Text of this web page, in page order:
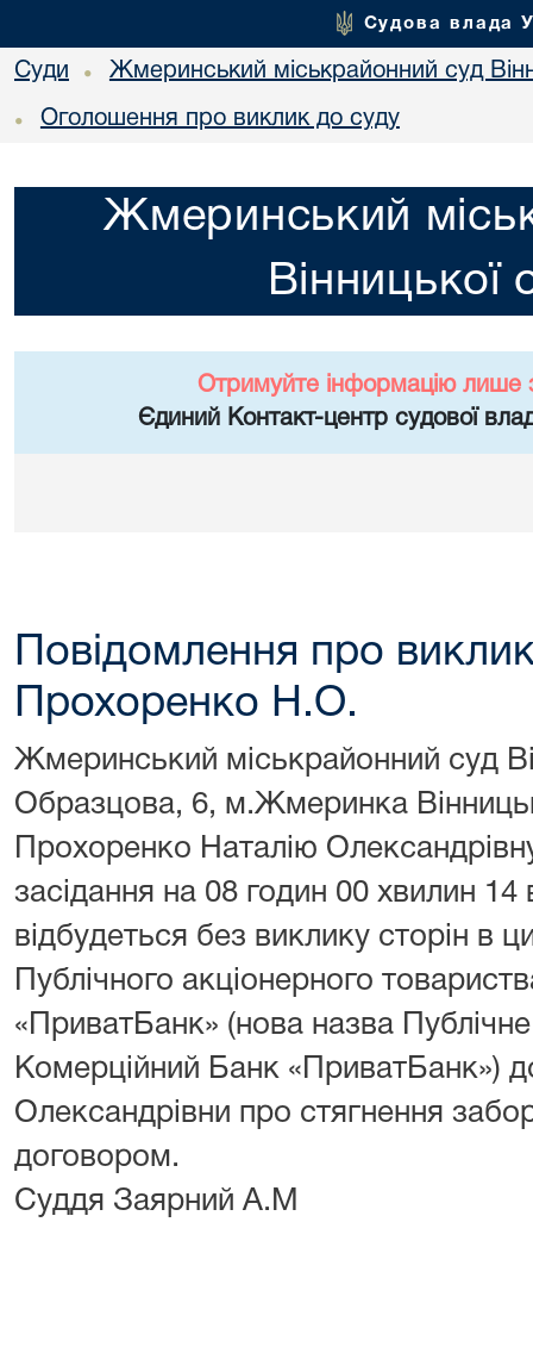
Судова влада
Суди • Жмеринський міськрайонний суд
• Оголошення про виклик до суду
Жмеринський
Вінницької
Отримуйте інформацію лише
Єдиний Контакт-центр судової
Повідомлення про
Прохоренко Н.О.
Жмеринський міськрайонний суд
Образцова, 6, м.Жмеринка
Прохоренко Наталію
засідання на 08 годин 00 хвилин
відбудеться без виклику сторін в
Публічного акціонерного
«ПриватБанк» (нова назва
Комерційний Банк «ПриватБанк»)
Олександрівни про стягнення
договором.
Суддя Заярний А.М